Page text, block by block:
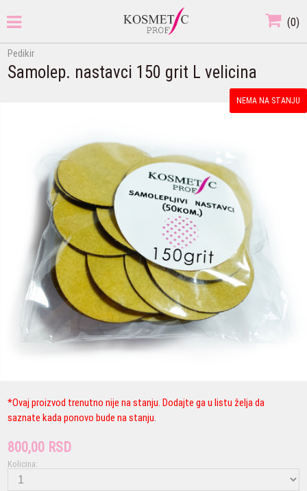
(0)
Pedikir
Samolep. nastavci 150 grit L velicina
NEMA NA STANJU
*Ovaj proizvod trenutno nije na stanju. Dodajte ga u listu želja da
saznate kada ponovo bude na stanju.
800,00 RSD
Kolicina: